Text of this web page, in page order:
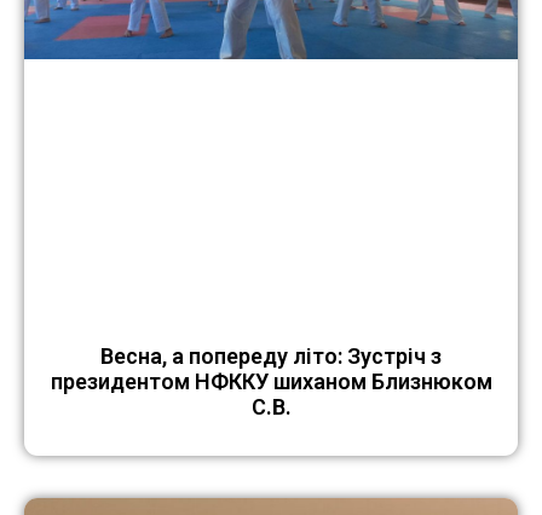
Весна, а попереду літо: Зустріч з
президентом НФККУ шиханом Близнюком
С.В.